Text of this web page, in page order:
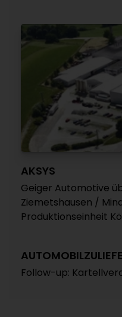
AKSYS
Geiger Automotive
Ziemetshausen /
Produktionseinheit
Follow-up: